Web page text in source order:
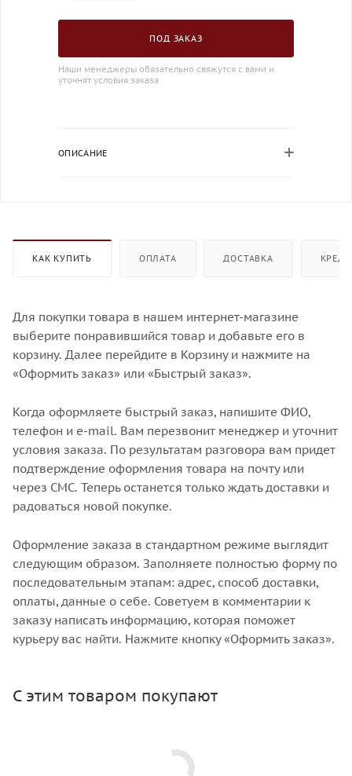
ПОД ЗАКАЗ
Наши менеджеры обязательно свяжутся с вами и
уточнят условия заказа
ОПИСАНИЕ
КАК КУПИТЬ ОПЛАТА ДОСТАВКА
Для покупки товара в нашем интернет-магазине
выберите понравившийся товар и добавьте его в
корзину. Далее перейдите в Корзину и нажмите на
«Оформить заказ» или «Быстрый заказ».
Когда оформляете быстрый заказ, напишите ФИО,
телефон и e-mail. Вам перезвонит менеджер и уточнит
условия заказа. По результатам разговора вам придет
подтверждение оформления товара на почту или
через СМС. Теперь останется только ждать доставки и
радоваться новой покупке.
Оформление заказа в стандартном режиме выглядит
следующим образом. Заполняете полностью форму по
последовательным этапам: адрес, способ доставки,
оплаты, данные о себе. Советуем в комментарии к
заказу написать информацию, которая поможет
курьеру вас найти. Нажмите кнопку «Оформить заказ».
С этим товаром покупают